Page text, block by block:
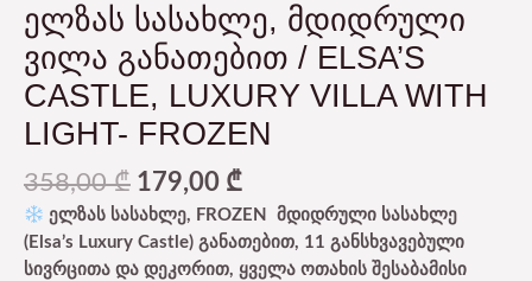
ᲔᲚᲖᲐᲡ ᲡᲐᲡᲐᲮᲚᲔ, ᲛᲓᲘᲓᲠᲣᲚᲘ
ᲕᲘᲚᲐ ᲒᲐᲜᲐᲗᲔᲑᲘᲗ / ELSA’S
CASTLE, LUXURY VILLA WITH
LIGHT- FROZEN
358,00₾ 179,00 ₾
ელზას სასახლე, FROZEN მდიდრული სასახლე
(Elsa’s Luxury Castle) განათებით, 11 განსხვავებული
სივრცითა და დეკორით, ყველა ოთახის შესაბამისი